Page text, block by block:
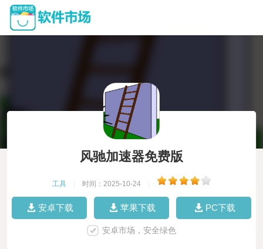
风驰加速器免费版
工具 时间：2025-10-24
安卓下载 苹果下载 PC下载
安卓市场，安全绿色